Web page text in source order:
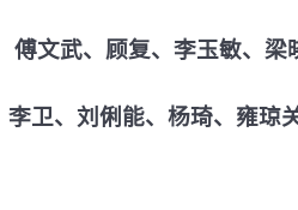
傅文武、顾复、李玉敏、
李卫、刘俐能、杨琦、雍琼